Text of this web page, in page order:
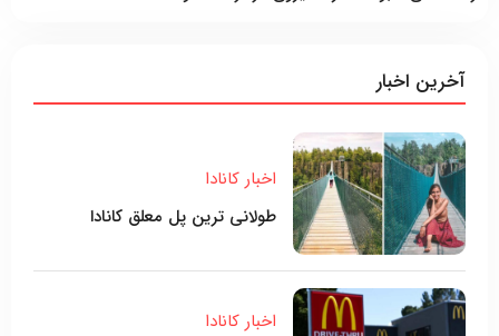
آخرین اخبار
اخبار کانادا
طولانی ترین پل معلق کانادا
اخبار کانادا